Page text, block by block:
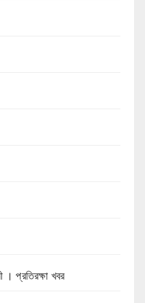
। প্রতিরক্ষা খবর